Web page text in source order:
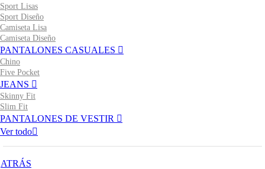
Sport Lisas
Sport Diseño
Camiseta Lisa
Camiseta Diseño
PANTALONES CASUALES
Chino
Five Pocket
JEANS
Skinny Fit
Slim Fit
PANTALONES DE VESTIR
Ver todo
ATRÁS